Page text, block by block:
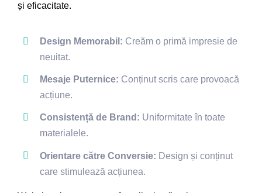
și eficacitate.
Design Memorabil: Creăm o primă impresie de
neuitat.
Mesaje Puternice: Conținut scris care provoacă
acțiune.
Consistență de Brand: Uniformitate în toate
materialele.
Orientare către Conversie: Design și conținut
care stimulează acțiunea.